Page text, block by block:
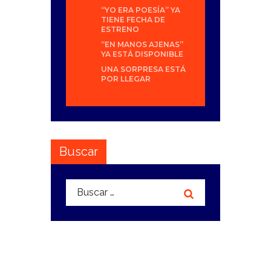
“YO ERA POESÍA” YA
TIENE FECHA DE
ESTRENO
“EN MANOS AJENAS”
YA ESTÁ DISPONIBLE
UNA SORPRESA ESTÁ
POR LLEGAR
Buscar
Buscar: